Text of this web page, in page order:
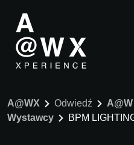
A@WX Odwiedź
Wystawcy
BPM